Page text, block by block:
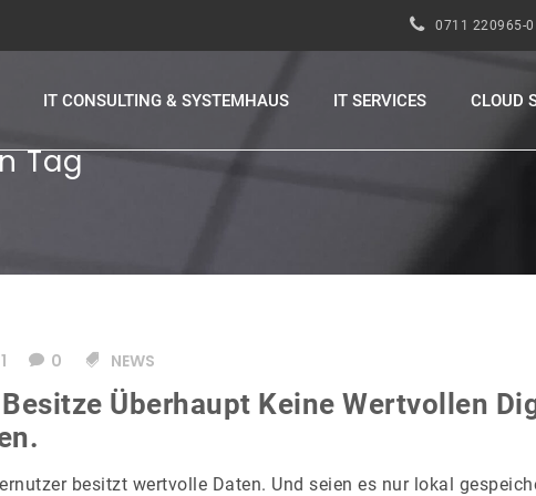
0711 220965-
IT CONSULTING & SYSTEMHAUS IT SERVICES CLOUD
Tag
1 0 NEWS
Überhaupt Keine Wertvollen
besitzt wertvolle Daten. Und seien es nur lokal